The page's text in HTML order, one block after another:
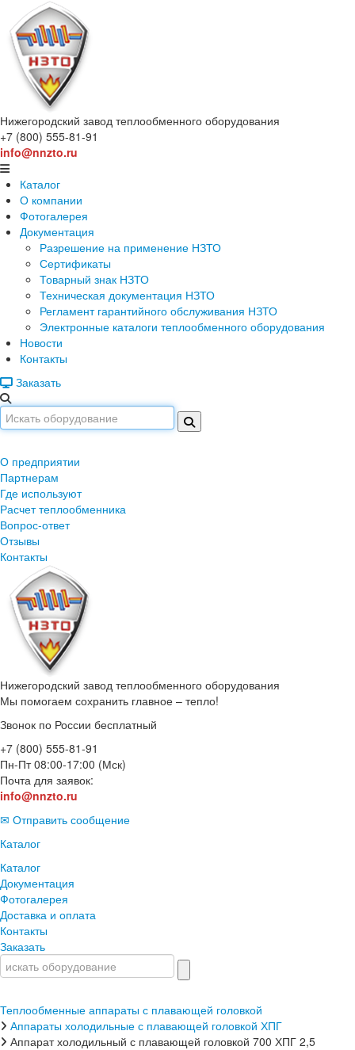
Нижегородский завод теплообменного оборудования
+7 (800) 555-81-91
info@nnzto.ru
Каталог
О компании
Фотогалерея
Документация
Разрешение на применение НЗТО
Сертификаты
Товарный знак НЗТО
Техническая документация НЗТО
Регламент гарантийного обслуживания НЗТО
Электронные каталоги теплообменного оборудования
Новости
Контакты
Заказать
О предприятии
Партнерам
Где используют
Расчет теплообменника
Вопрос-ответ
Отзывы
Контакты
Нижегородский завод теплообменного оборудования
Мы помогаем сохранить главное – тепло!
Звонок по России бесплатный
+7 (800) 555-81-91
Пн-Пт 08:00-17:00 (Мск)
Почта для заявок:
info@nnzto.ru
✉ Отправить сообщение
Каталог
Каталог
Документация
Фотогалерея
Доставка и оплата
Контакты
Заказать
Теплообменные аппараты с плавающей головкой
Аппараты холодильные с плавающей головкой ХПГ
Аппарат холодильный с плавающей головкой 700 ХПГ 2,5